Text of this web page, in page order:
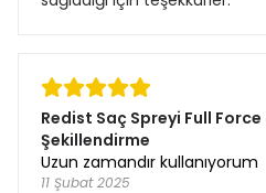
Redist Saç Spreyi Full Force
Şekillendirme
Uzun zamandır kullanıyorum
11 Şubat 2025